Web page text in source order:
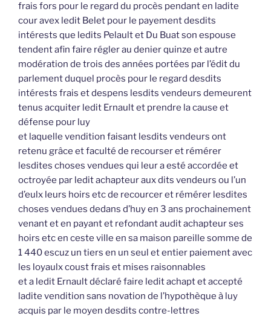
frais fors pour le regard du procès pendant en ladite
cour avex ledit Belet pour le payement desdits
intérests que ledits Pelault et Du Buat son espouse
tendent afin faire régler au denier quinze et autre
modération de trois des années portées par l’édit du
parlement duquel procès pour le regard desdits
intérests frais et despens lesdits vendeurs demeurent
tenus acquiter ledit Ernault et prendre la cause et
défense pour luy
et laquelle vendition faisant lesdits vendeurs ont
retenu grâce et faculté de recourser et rémérer
lesdites choses vendues qui leur a esté accordée et
octroyée par ledit achapteur aux dits vendeurs ou l’un
d’eulx leurs hoirs etc de recourcer et rémérer lesdites
choses vendues dedans d’huy en 3 ans prochainement
venant et en payant et refondant audit achapteur ses
hoirs etc en ceste ville en sa maison pareille somme de
1 440 escuz un tiers en un seul et entier paiement avec
les loyaulx coust frais et mises raisonnables
et a ledit Ernault déclaré faire ledit achapt et accepté
ladite vendition sans novation de l’hypothèque à luy
acquis par le moyen desdits contre-lettres